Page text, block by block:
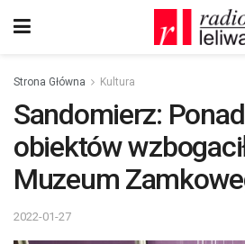
Strona Główna Kultura
Sandomierz:
obiektów
Muzeum
2022-01-27